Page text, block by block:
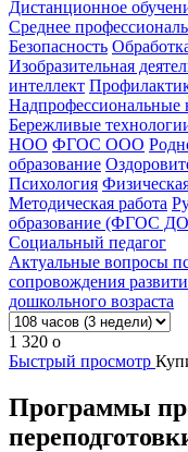
Дистанционное
Среднее
Безопасность
Изобразительная
интеллект
Надпрофессиональные
Бережливые
НОО ФГОС ООО
образование
Психология
Методическая работа
образование (ФГОС
Социальный педагог
Актуальные вопросы
сопровождения
дошкольного возраста
1 320 o
Быстрый просмотр
Программы